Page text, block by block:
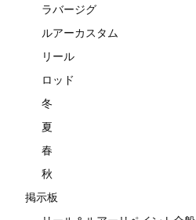
ラバージグ
ルアーカスタム
リール
ロッド
冬
夏
春
秋
掲示板